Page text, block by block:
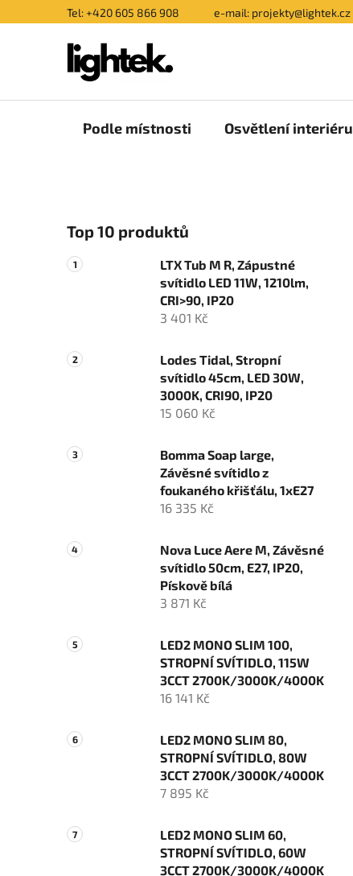
na
Tel: +420 605 866 908 e-mail: projekty@lightek.cz
Podle místnosti Osvětlení interiéru
o
s
t
n
n
e
Top 10 produktů
LTX Tub M R, Zápustné
svítidlo LED 11W, 1210lm,
CRI>90, IP20
3 401 Kč
Lodes Tidal, Stropní
svítidlo 45cm, LED 30W,
3000K, CRI90, IP20
15 060 Kč
Bomma Soap large,
Závěsné svítidlo z
foukaného křišťálu, 1xE27
16 335 Kč
Nova Luce Aere M, Závěsné
svítidlo 50cm, E27, IP20,
Pískově bílá
3 871 Kč
LED2 MONO SLIM 100,
STROPNÍ SVÍTIDLO, 115W
3CCT 2700K/3000K/4000K
16 141 Kč
LED2 MONO SLIM 80,
STROPNÍ SVÍTIDLO, 80W
3CCT 2700K/3000K/4000K
7 895 Kč
LED2 MONO SLIM 60,
STROPNÍ SVÍTIDLO, 60W
3CCT 2700K/3000K/4000K